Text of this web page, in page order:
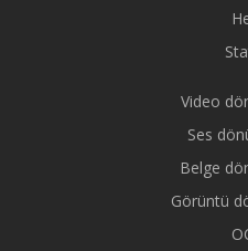
Video
Ses
Belge
Görüntü